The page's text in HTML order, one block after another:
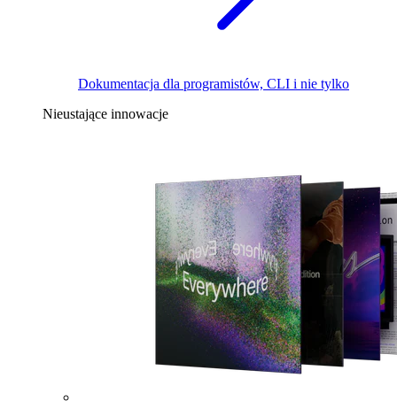
Dokumentacja dla programistów, CLI i nie tylko
Nieustające innowacje